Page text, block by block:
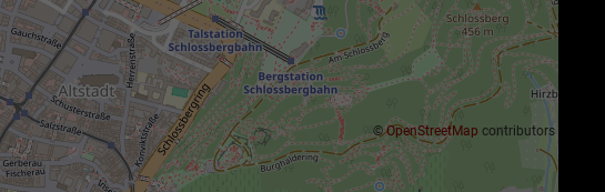
©OpenStreetMap contributors